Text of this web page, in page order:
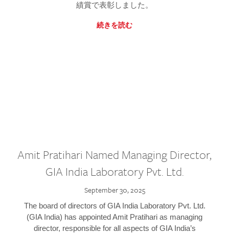
績賞で表彰しました。
続きを読む
Amit Pratihari Named Managing Director,
GIA India Laboratory Pvt. Ltd.
September 30, 2025
The board of directors of GIA India Laboratory Pvt. Ltd.
(GIA India) has appointed Amit Pratihari as managing
director, responsible for all aspects of GIA India’s